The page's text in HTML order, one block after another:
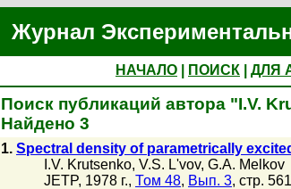
Журнал
НАЧАЛО ПОИСК ДЛЯ
Поиск публикаций автора "I.V.
Найдено 3
1. Spectral density of parametrically
I.V. Krutsenko, V.S. L'vov, G.A. Melkov
JETP, 1978 г., Том 48, Вып. 3, стр. 561